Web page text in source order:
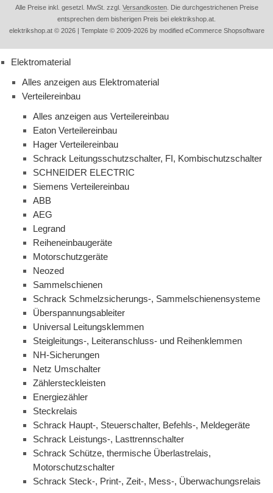
Alle Preise inkl. gesetzl. MwSt. zzgl. Versandkosten. Die durchgestrichenen Preise
entsprechen dem bisherigen Preis bei elektrikshop.at.
elektrikshop.at © 2026 | Template © 2009-2026 by modified eCommerce Shopsoftware
Elektromaterial
Alles anzeigen aus Elektromaterial
Verteilereinbau
Alles anzeigen aus Verteilereinbau
Eaton Verteilereinbau
Hager Verteilereinbau
Schrack Leitungsschutzschalter, FI, Kombischutzschalter
SCHNEIDER ELECTRIC
Siemens Verteilereinbau
ABB
AEG
Legrand
Reiheneinbaugeräte
Motorschutzgeräte
Neozed
Sammelschienen
Schrack Schmelzsicherungs-, Sammelschienensysteme
Überspannungsableiter
Universal Leitungsklemmen
Steigleitungs-, Leiteranschluss- und Reihenklemmen
NH-Sicherungen
Netz Umschalter
Zählersteckleisten
Energiezähler
Steckrelais
Schrack Haupt-, Steuerschalter, Befehls-, Meldegeräte
Schrack Leistungs-, Lasttrennschalter
Schrack Schütze, thermische Überlastrelais,
Motorschutzschalter
Schrack Steck-, Print-, Zeit-, Mess-, Überwachungsrelais